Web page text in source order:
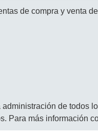
de compra y venta
de todos
Para más información